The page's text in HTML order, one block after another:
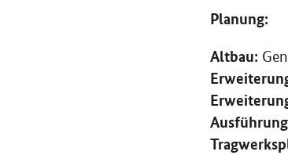
Planung:
Altbau: